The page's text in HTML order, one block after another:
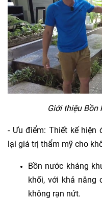
Giới thiệu Bồn
- Ưu điểm: Thiết kế hiện
lại giá trị thẩm mỹ cho
Bồn nước kháng
khối, với khả năng
không rạn nứt.